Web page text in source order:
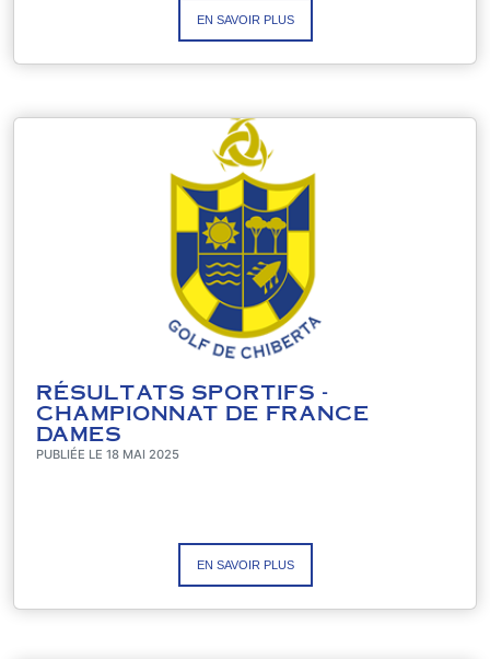
EN SAVOIR PLUS
RÉSULTATS SPORTIFS -
CHAMPIONNAT DE FRANCE
DAMES
PUBLIÉE LE 18 MAI 2025
EN SAVOIR PLUS